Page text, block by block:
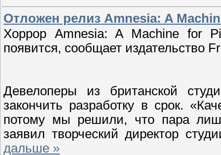
Отложен релиз Amnesia: A
Хоррор Amnesia: A Machine for
появится, сообщает издательство
Девелоперы из британской
закончить разработку в срок.
потому мы решили, что пара
заявил творческий директор
дальше »